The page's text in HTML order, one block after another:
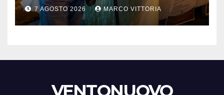
2026 a Pietragalla
7 AGOSTO 2026 MARCO VITTORIA